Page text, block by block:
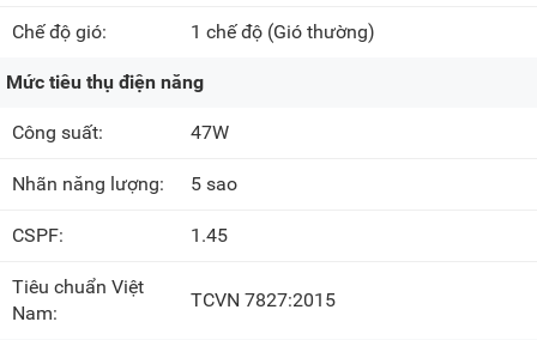
Chế độ gió: 1 chế độ (Gió thường)
Mức tiêu thụ điện năng
Công suất: 47W
Nhãn năng lượng: 5 sao
CSPF: 1.45
Tiêu chuẩn Việt
Nam:
TCVN 7827:2015